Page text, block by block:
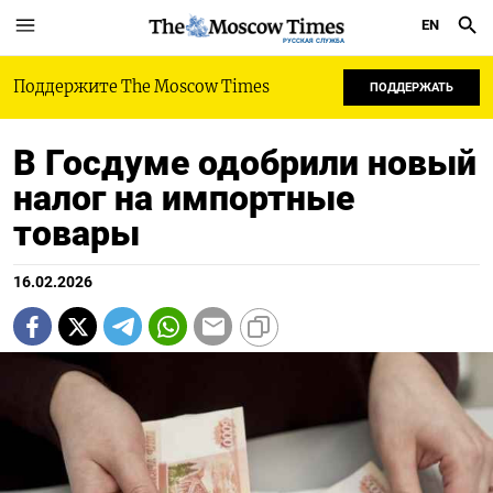
РУССКАЯ СЛУЖБА
EN
Поддержите The Moscow Times ПОДДЕРЖАТЬ
В Госдуме одобрили новый
налог на импортные
товары
16.02.2026